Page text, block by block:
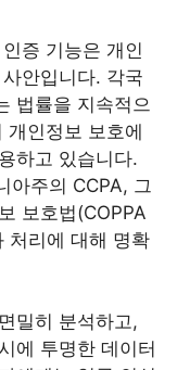
증 기능은 개인
안입니다. 각국
법률을 지속적으
개인정보 보호에
하고 있습니다.
아주의 CCPA, 그
보호법(COPPA
처리에 대해 명확
밀히 분석하고,
에 투명한 데이터